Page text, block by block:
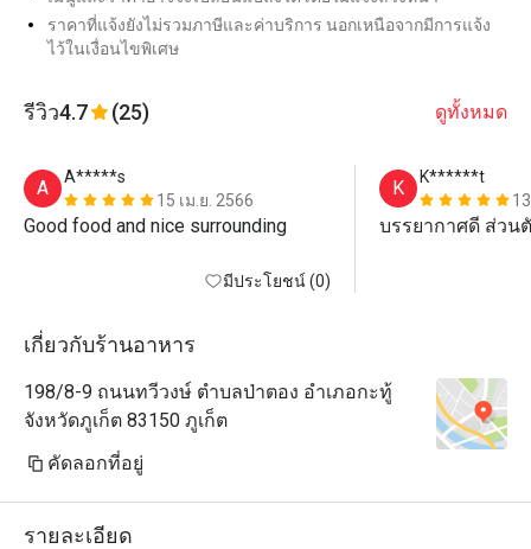
ราคาที่แจ้งยังไม่รวมภาษีและค่าบริการ นอกเหนือจากมีการแจ้ง
ไว้ในเงื่อนไขพิเศษ
รีวิว4.7 (25) ดูทั้งหมด
A
A*****s
15 เม.ย. 2566
Good food and nice surrounding
มีประโยชน์ (0)
K
K******t
บรรยากาศดี ส่วน
เกี่ยวกับร้านอาหาร
198/8-9 ถนนทวีวงษ์ ตำบลป่าตอง อำเภอกะทู้
จังหวัดภูเก็ต 83150 ภูเก็ต
คัดลอกที่อยู่
รายละเอียด